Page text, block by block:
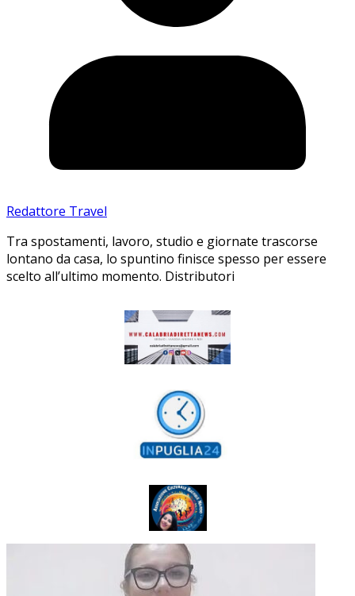
Redattore Travel
Tra spostamenti, lavoro, studio e giornate trascorse
lontano da casa, lo spuntino finisce spesso per essere
scelto all’ultimo momento. Distributori